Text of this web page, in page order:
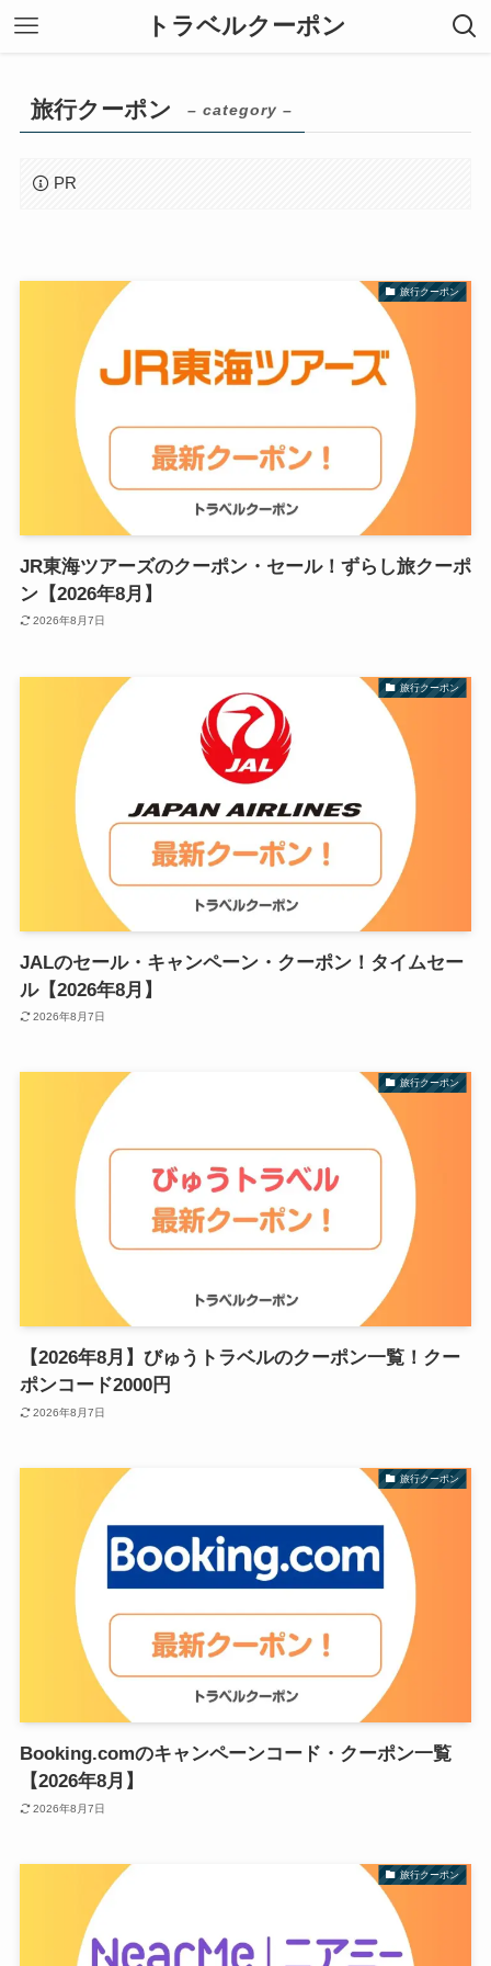
トラベルクーポン
旅行クーポン – category –
PR
旅行クーポン
JR東海ツアーズのクーポン・セール！ずらし旅クーポ
ン【2026年8月】
2026年8月7日
旅行クーポン
JALのセール・キャンペーン・クーポン！タイムセー
ル【2026年8月】
2026年8月7日
旅行クーポン
【2026年8月】びゅうトラベルのクーポン一覧！クー
ポンコード2000円
2026年8月7日
旅行クーポン
Booking.comのキャンペーンコード・クーポン一覧
【2026年8月】
2026年8月7日
旅行クーポン